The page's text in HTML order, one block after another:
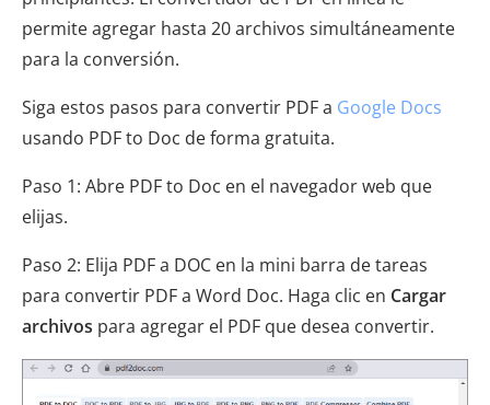
permite agregar hasta 20 archivos simultáneamente
para la conversión.
Siga estos pasos para convertir PDF a Google Docs
usando PDF to Doc de forma gratuita.
Paso 1: Abre PDF to Doc en el navegador web que
elijas.
Paso 2: Elija PDF a DOC en la mini barra de tareas
para convertir PDF a Word Doc. Haga clic en Cargar
archivos para agregar el PDF que desea convertir.